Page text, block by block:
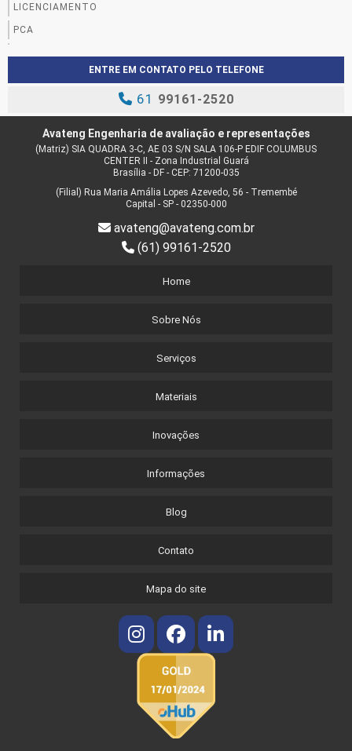
LICENCIAMENTO
PCA
ENTRE EM CONTATO PELO TELEFONE
61 99161-2520
Avateng Engenharia de avaliação e representações
(Matriz) SIA QUADRA 3-C, AE 03 S/N SALA 106-P EDIF COLUMBUS
CENTER II - Zona Industrial Guará
Brasília - DF - CEP: 71200-035
(Filial) Rua Maria Amália Lopes Azevedo, 56 - Tremembé
Capital - SP - 02350-000
avateng@avateng.com.br
(61) 99161-2520
Home
Sobre Nós
Serviços
Materiais
Inovações
Informações
Blog
Contato
Mapa do site